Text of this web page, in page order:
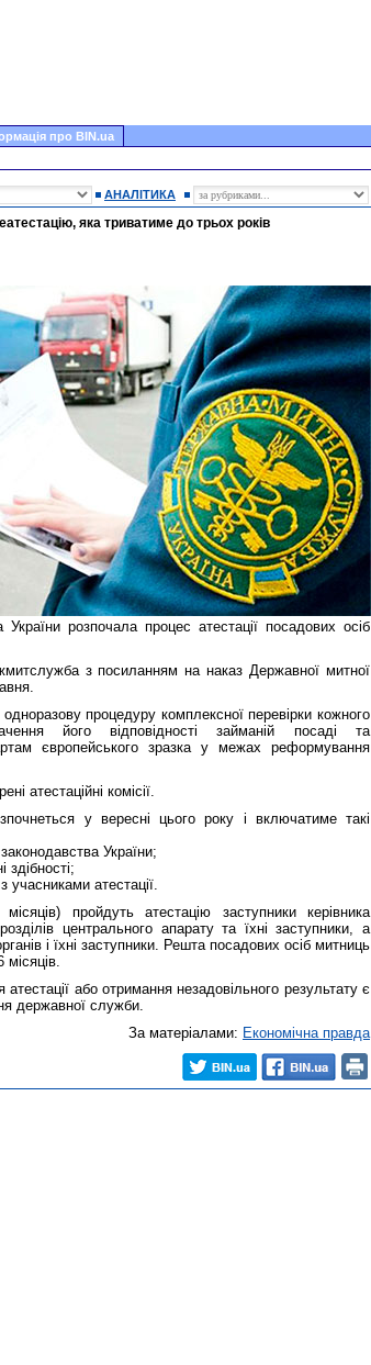
про BIN.ua
АНАЛІТИКА
яка триватиме до трьох років
розпочала процес атестації посадових осіб
з посиланням на наказ Державної митної
процедуру комплексної перевірки кожного
його відповідності займаній посаді та
європейського зразка у межах реформування
атестаційні комісії.
у вересні цього року і включатиме такі
України;
здібності;
учасниками атестації.
пройдуть атестацію заступники керівника
центрального апарату та їхні заступники, а
і їхні заступники. Решта посадових осіб митниць
місяців.
або отримання незадовільного результату є
державної служби.
За матеріалами: Економічна правда